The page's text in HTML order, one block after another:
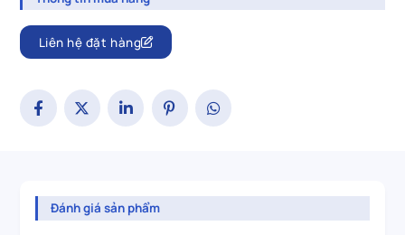
Liên hệ đặt hàng
Đánh giá sản phẩm